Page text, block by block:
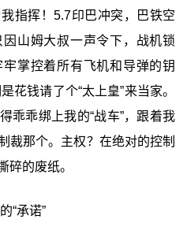
指挥！5.7印巴冲突，巴铁空
山姆大叔一声令下，战机锁
掌控着所有飞机和导弹的钥
花钱请了个“太上皇”来当家。
乖乖绑上我的“战车”，跟着我
裁那个。主权？在绝对的控制
碎的废纸。
“承诺”